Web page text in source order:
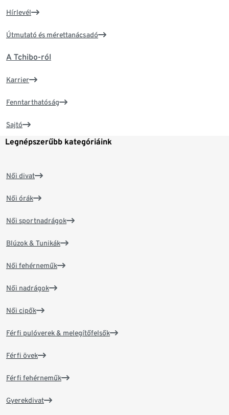
Hírlevél
Útmutató és mérettanácsadó
A Tchibo-ról
Karrier
Fenntarthatóság
Sajtó
Legnépszerűbb kategóriáink
Női divat
Női órák
Női sportnadrágok
Blúzok & Tunikák
Női fehérneműk
Női nadrágok
Női cipők
Férfi pulóverek & melegítőfelsők
Férfi övek
Férfi fehérneműk
Gyerekdivat